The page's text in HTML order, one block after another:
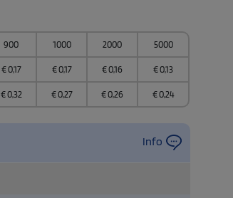
900 1000 2000 5000
€0,17 €0,17 €0,16 €0,13
€0,32 €0,27 €0,26 €0,24
Info